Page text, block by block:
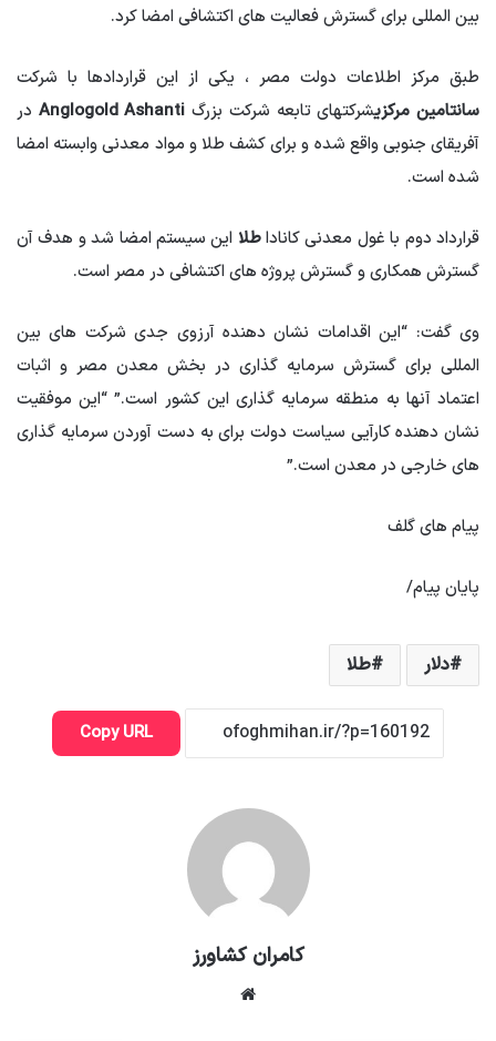
بین المللی برای گسترش فعالیت های اکتشافی امضا کرد.
طبق مرکز اطلاعات دولت مصر ، یکی از این قراردادها با شرکت
سانتامین مرکزیشرکتهای تابعه شرکت بزرگ Anglogold Ashanti در
آفریقای جنوبی واقع شده و برای کشف طلا و مواد معدنی وابسته امضا
شده است.
قرارداد دوم با غول معدنی کاناداطلا این سیستم امضا شد و هدف آن
گسترش همکاری و گسترش پروژه های اکتشافی در مصر است.
وی گفت: “این اقدامات نشان دهنده آرزوی جدی شرکت های بین
المللی برای گسترش سرمایه گذاری در بخش معدن مصر و اثبات
اعتماد آنها به منطقه سرمایه گذاری این کشور است.” “این موفقیت
نشان دهنده کارآیی سیاست دولت برای به دست آوردن سرمایه گذاری
های خارجی در معدن است.”
پیام های گلف
پایان پیام/
دلار طلا
Copy URL
کامران کشاورز